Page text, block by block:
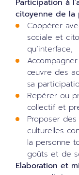
Participation à
citoyenne de la
Coopérer
sociale et
qu’interface,
œuvre des
sa
Repérer ou
collectif et
Proposer
culturelles
la personne
goûts et de
Elaboration et